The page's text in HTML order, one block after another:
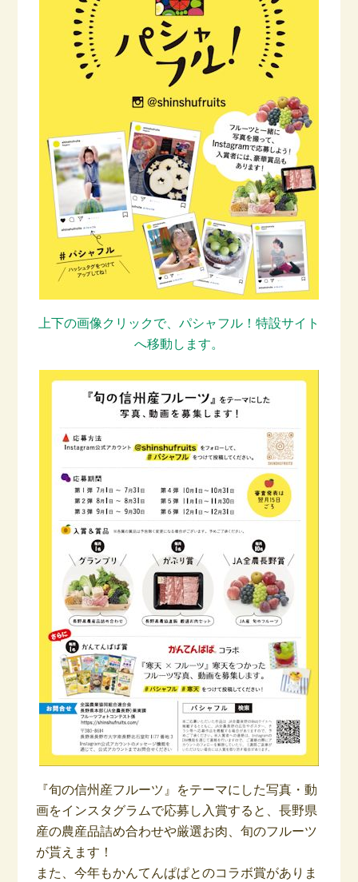
上下の画像クリックで、パシャフル！特設サイト
へ移動します。
『旬の信州産フルーツ』をテーマにした写真・動
画をインスタグラムで応募し入賞すると、長野県
産の農産品詰め合わせや厳選お肉、旬のフルーツ
が貰えます！
また、今年もかんてんぱぱとのコラボ賞がありま